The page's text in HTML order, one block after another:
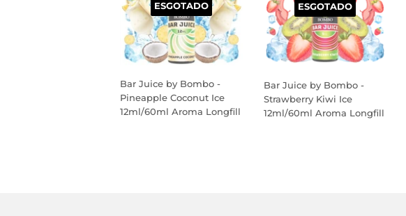
ESGOTADO
Bar Juice by Bombo -
Pineapple Coconut Ice
12ml/60ml Aroma Longfill
ESGOTADO
Bar Juice by Bombo -
Strawberry Kiwi Ice
12ml/60ml Aroma Longfill